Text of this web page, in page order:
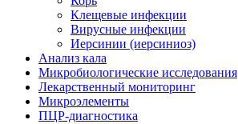
Клещевые инфекции
Вирусные инфекции
Иерсинии (иерсиниоз)
Анализ кала
Микробиологические исследования
Лекарственный мониторинг
Микроэлементы
ПЦР-диагностика